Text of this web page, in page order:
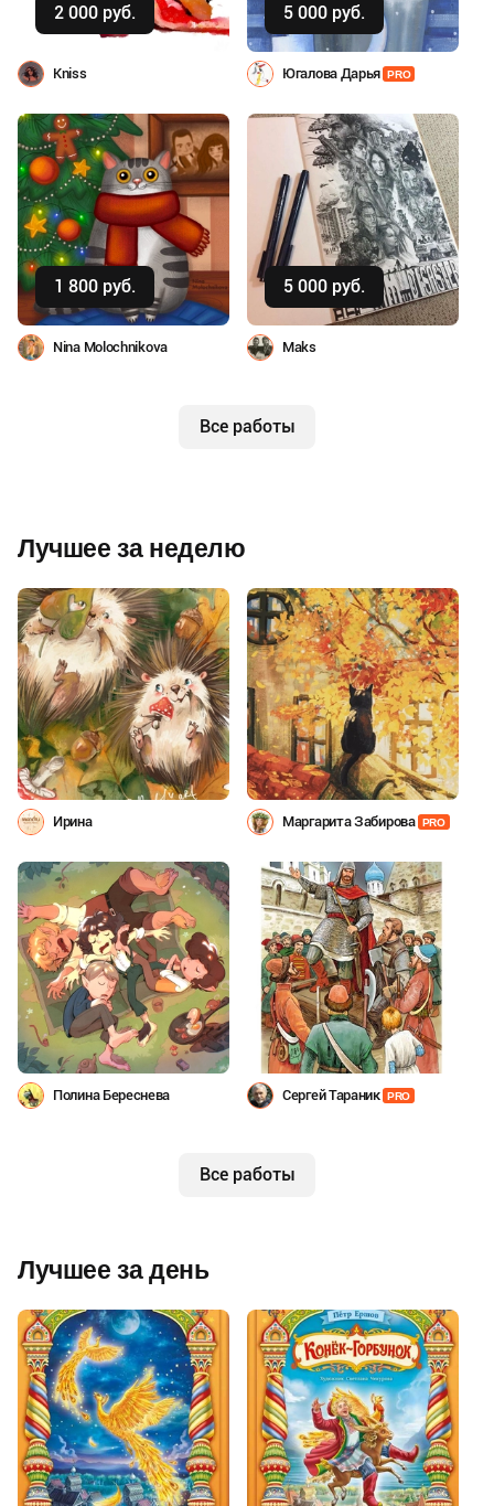
2 000 руб.
Kniss
5 000 руб.
Югалова Дарья PRO
1 800 руб.
Купить
Nina Molochnikova
5 000 руб.
Купить
Maks
Все работы
Лучшее за неделю
Ирина Маргарита Забирова PRO
Полина Береснева Сергей Тараник PRO
Все работы
Лучшее за день